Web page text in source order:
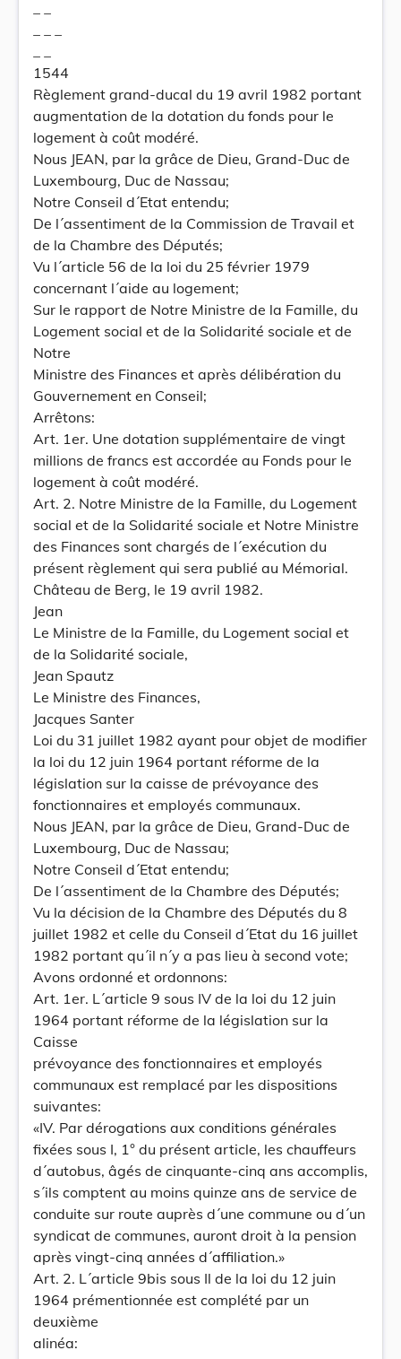
1544
Règlement grand-ducal du 19 avril 1982 portant
augmentation de la dotation du fonds pour le
logement à coût modéré.
Nous JEAN, par la grâce de Dieu, Grand-Duc de
Luxembourg, Duc de Nassau;
Notre Conseil d´Etat entendu;
De l´assentiment de la Commission de Travail et
de la Chambre des Députés;
Vu l´article 56 de la loi du 25 février 1979
concernant l´aide au logement;
Sur le rapport de Notre Ministre de la Famille, du
Logement social et de la Solidarité sociale et de
Notre
Ministre des Finances et après délibération du
Gouvernement en Conseil;
Arrêtons:
Art. 1er. Une dotation supplémentaire de vingt
millions de francs est accordée au Fonds pour le
logement à coût modéré.
Art. 2. Notre Ministre de la Famille, du Logement
social et de la Solidarité sociale et Notre Ministre
des Finances sont chargés de l´exécution du
présent règlement qui sera publié au Mémorial.
Château de Berg, le 19 avril 1982.
Jean
Le Ministre de la Famille, du Logement social et
de la Solidarité sociale,
Jean Spautz
Le Ministre des Finances,
Jacques Santer
Loi du 31 juillet 1982 ayant pour objet de modifier
la loi du 12 juin 1964 portant réforme de la
législation sur la caisse de prévoyance des
fonctionnaires et employés communaux.
Nous JEAN, par la grâce de Dieu, Grand-Duc de
Luxembourg, Duc de Nassau;
Notre Conseil d´Etat entendu;
De l´assentiment de la Chambre des Députés;
Vu la décision de la Chambre des Députés du 8
juillet 1982 et celle du Conseil d´Etat du 16 juillet
1982 portant qu´il n´y a pas lieu à second vote;
Avons ordonné et ordonnons:
Art. 1er. L´article 9 sous IV de la loi du 12 juin
1964 portant réforme de la législation sur la
Caisse
prévoyance des fonctionnaires et employés
communaux est remplacé par les dispositions
suivantes:
«IV. Par dérogations aux conditions générales
fixées sous I, 1° du présent article, les chauffeurs
d´autobus, âgés de cinquante-cinq ans accomplis,
s´ils comptent au moins quinze ans de service de
conduite sur route auprès d´une commune ou d´un
syndicat de communes, auront droit à la pension
après vingt-cinq années d´affiliation.»
Art. 2. L´article 9bis sous Il de la loi du 12 juin
1964 prémentionnée est complété par un
deuxième
alinéa: